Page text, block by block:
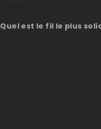
Quel est le fil le plus